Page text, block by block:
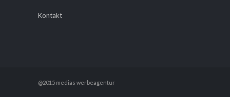
Kontakt
@2015 medias werbeagentur